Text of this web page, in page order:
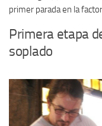
primer parada en la
Primera etapa
soplado